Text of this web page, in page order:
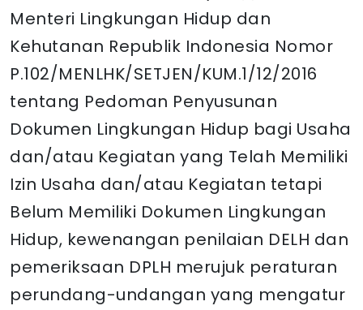
Menteri Lingkungan Hidup dan
Kehutanan Republik Indonesia Nomor
P.102/MENLHK/SETJEN/KUM.1/12/2016
tentang Pedoman Penyusunan
Dokumen Lingkungan Hidup bagi Usaha
dan/atau Kegiatan yang Telah Memiliki
Izin Usaha dan/atau Kegiatan tetapi
Belum Memiliki Dokumen Lingkungan
Hidup, kewenangan penilaian DELH dan
pemeriksaan DPLH merujuk peraturan
perundang-undangan yang mengatur